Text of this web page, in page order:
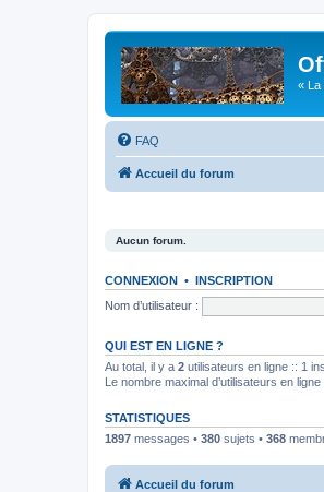
« La
FAQ
Accueil du forum
Aucun forum.
CONNEXION • INSCRIPTION
Nom d’utilisateur :
QUI EST EN LIGNE ?
Au total, il y a 2 utilisateurs en ligne :: 1
Le nombre maximal d’utilisateurs en
STATISTIQUES
1897 messages • 380 sujets • 368
Accueil du forum